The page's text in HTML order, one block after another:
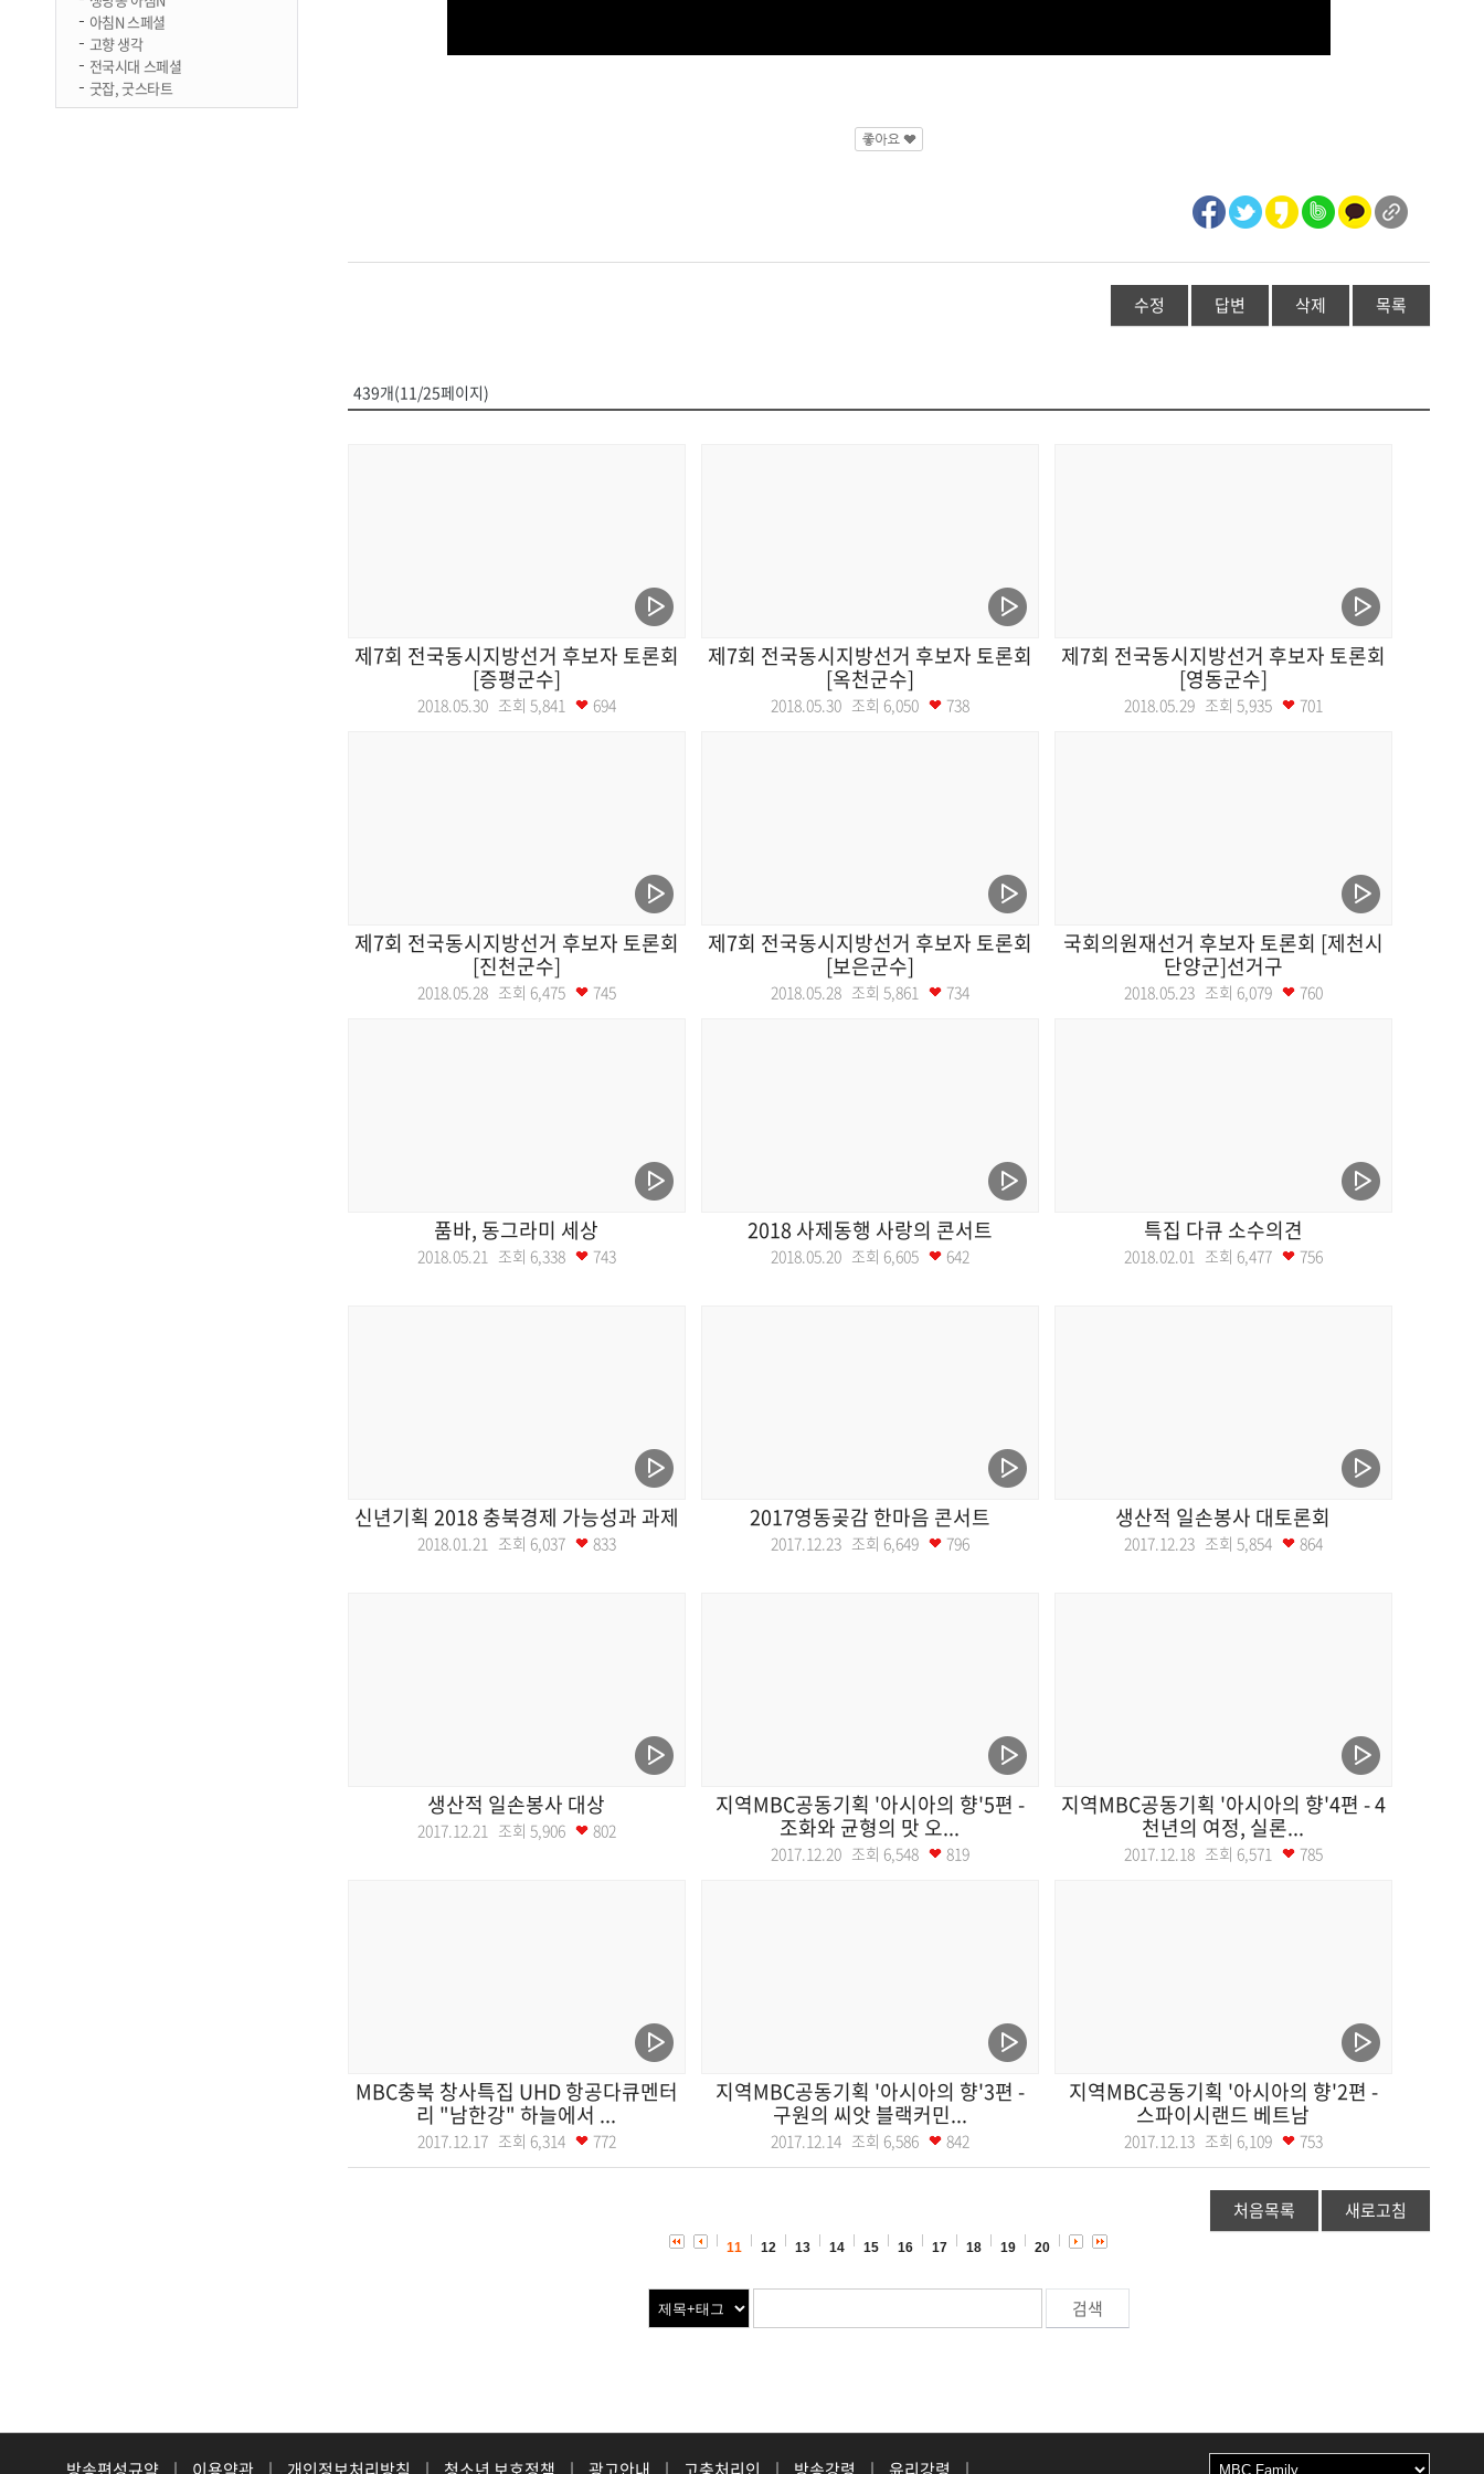
아침N 스페셜
고향 생각
전국시대 스페셜
굿잡, 굿스타트
수정 답변 삭제 목록
439개(11/25페이지)
제7회 전국동시지방선거 후보자 토론회
[증평군수]
2018.05.30 조회 5,841 694
제7회 전국동시지방선거 후보자 토론회
[옥천군수]
2018.05.30 조회 6,050 738
제7회 전국동시지방선거 후보자 토론회
[영동군수]
2018.05.29 조회 5,935 701
제7회 전국동시지방선거 후보자 토론회
[진천군수]
2018.05.28 조회 6,475 745
제7회 전국동시지방선거 후보자 토론회
[보은군수]
2018.05.28 조회 5,861 734
국회의원재선거 후보자 토론회 [제천시
단양군]선거구
2018.05.23 조회 6,079 760
품바, 동그라미 세상
2018.05.21 조회 6,338 743
2018 사제동행 사랑의 콘서트
2018.05.20 조회 6,605 642
특집 다큐 소수의견
2018.02.01 조회 6,477 756
신년기획 2018 충북경제 가능성과 과제
2018.01.21 조회 6,037 833
2017영동곶감 한마음 콘서트
2017.12.23 조회 6,649 796
생산적 일손봉사 대토론회
2017.12.23 조회 5,854 864
생산적 일손봉사 대상
2017.12.21 조회 5,906 802
지역MBC공동기획 '아시아의 향'5편 -
조화와 균형의 맛 오...
2017.12.20 조회 6,548 819
지역MBC공동기획 '아시아의 향'4편 - 4
천년의 여정, 실론...
2017.12.18 조회 6,571 785
MBC충북 창사특집 UHD 항공다큐멘터
리 "남한강" 하늘에서 ...
2017.12.17 조회 6,314 772
지역MBC공동기획 '아시아의 향'3편 -
구원의 씨앗 블랙커민...
2017.12.14 조회 6,586 842
지역MBC공동기획 '아시아의 향'2편 -
스파이시랜드 베트남
2017.12.13 조회 6,109 753
처음목록 새로고침
11 12 13 14 15 16 17 18 19 20